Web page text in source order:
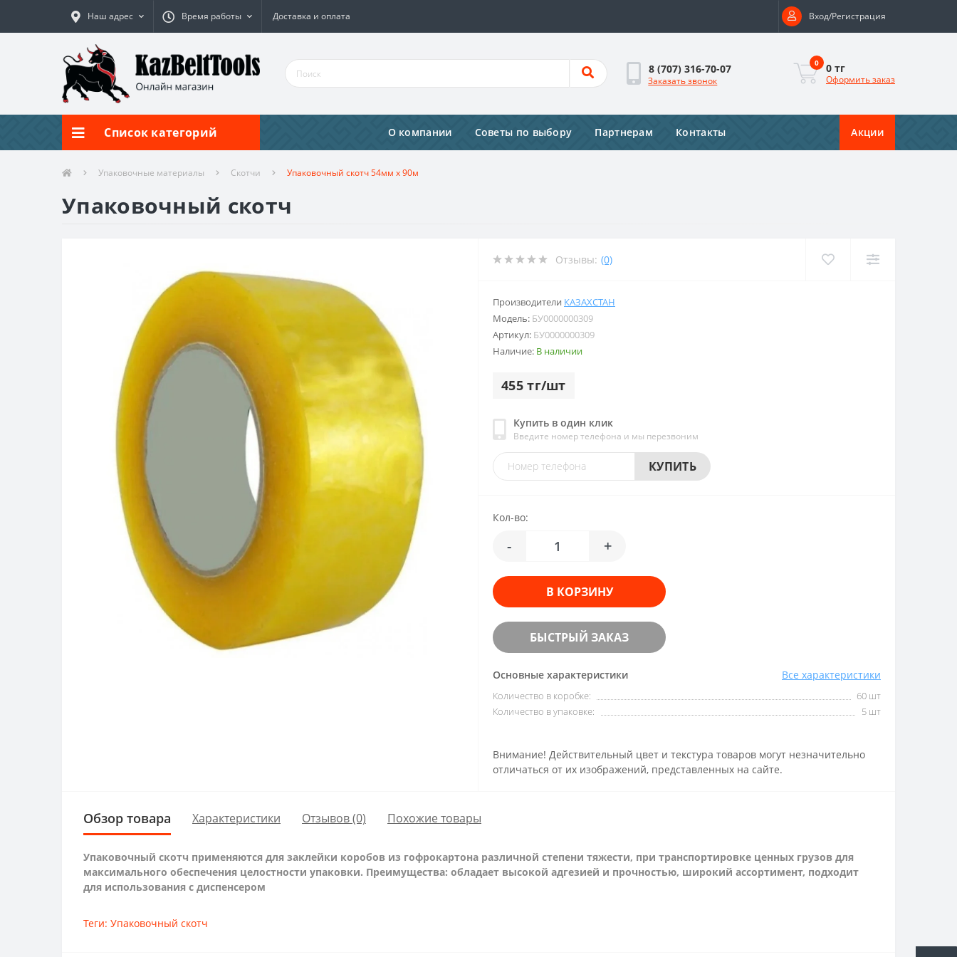
Наш адрес Время работы Доставка и оплата Вход/Регистрация
8 (707) 316-70-07
Заказать звонок
0 0 тг
Оформить заказ
Список категорий О компании Советы по выбору Партнерам Контакты Акции
Упаковочные материалы Скотчи Упаковочный скотч 54мм х 90м
Упаковочный скотч
Отзывы: (0)
Производители КАЗАХСТАН
Модель: БУ0000000309
Артикул: БУ0000000309
Наличие: В наличии
455 тг/шт
Купить в один клик
Введите номер телефона и мы перезвоним
КУПИТЬ
Кол-во:
- +
В КОРЗИНУ
БЫСТРЫЙ ЗАКАЗ
Основные характеристики Все характеристики
Количество в коробке:
60 шт
Количество в упаковке:
5 шт
Внимание! Действительный цвет и текстура товаров могут незначительно
отличаться от их изображений, представленных на сайте.
Обзор товара Характеристики Отзывов (0) Похожие товары
Упаковочный скотч применяются для заклейки коробов из гофрокартона различной степени тяжести, при транспортировке ценных грузов для
максимального обеспечения целостности упаковки. Преимущества: обладает высокой адгезией и прочностью, широкий ассортимент, подходит
для использования с диспенсером
Теги: Упаковочный скотч